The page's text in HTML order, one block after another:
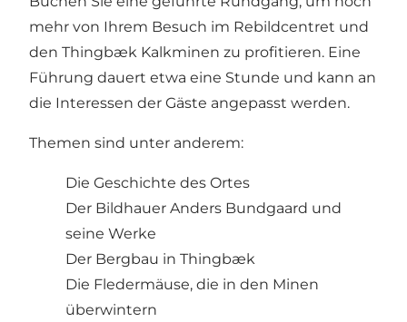
mehr von Ihrem Besuch im Rebildcentret und
den Thingbæk Kalkminen zu profitieren. Eine
Führung dauert etwa eine Stunde und kann an
die Interessen der Gäste angepasst werden.
Themen sind unter anderem:
Die Geschichte des Ortes
Der Bildhauer Anders Bundgaard und
seine Werke
Der Bergbau in Thingbæk
Die Fledermäuse, die in den Minen
überwintern